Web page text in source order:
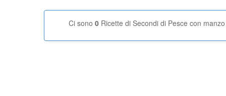
Ci sono 0 Ricette di Secondi di Pesce con manzo